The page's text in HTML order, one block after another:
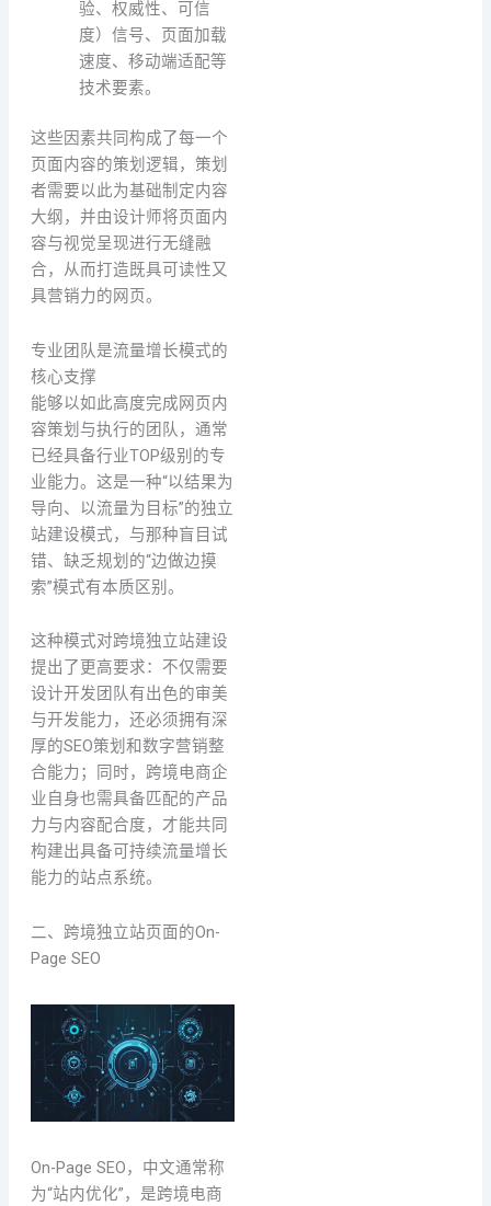
验、权威性、可信
度）信号、页面加载
速度、移动端适配等
技术要素。
这些因素共同构成了每一个
页面内容的策划逻辑，策划
者需要以此为基础制定内容
大纲，并由设计师将页面内
容与视觉呈现进行无缝融
合，从而打造既具可读性又
具营销力的网页。
专业团队是流量增长模式的
核心支撑
能够以如此高度完成网页内
容策划与执行的团队，通常
已经具备行业TOP级别的专
业能力。这是一种“以结果为
导向、以流量为目标”的独立
站建设模式，与那种盲目试
错、缺乏规划的“边做边摸
索”模式有本质区别。
这种模式对跨境独立站建设
提出了更高要求：不仅需要
设计开发团队有出色的审美
与开发能力，还必须拥有深
厚的SEO策划和数字营销整
合能力；同时，跨境电商企
业自身也需具备匹配的产品
力与内容配合度，才能共同
构建出具备可持续流量增长
能力的站点系统。
二、跨境独立站页面的On-
Page SEO
On-Page SEO，中文通常称
为“站内优化”，是跨境电商